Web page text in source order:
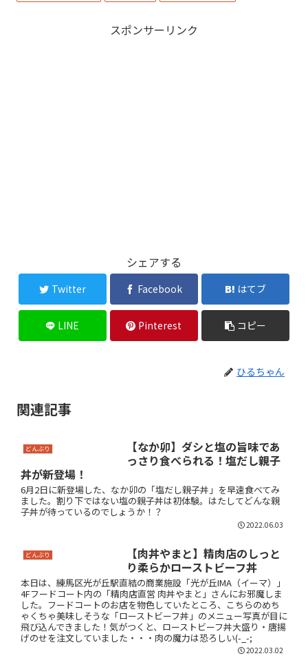
スポンサーリンク
シェアする
Twitter Facebook はてブ
LINE Pinterest コピー
ひるちゃん
関連記事
どんぶり
【なか卯】ダシと塩の旨味であ
っさり食べられる！塩だし親子
丼が新登場！
6月2日に新登場した、なか卯の「塩だし親子丼」を早速食べてみ
ました。割り下ではない塩の親子丼は初体験。はたしてどんな親
子丼が待っているのでしょうか！？
2022.06.03
どんぶり
【肉丼やまと】精肉店のしっと
り柔らかローストビーフ丼
本日は、練馬区光が丘駅直結の商業施設「光が丘IMA（イーマ）」
4Fフードコート内の「精肉店直営 肉丼やまと」さんにお邪魔しま
した。フードコートのお店を物色していたところ、こちらのめち
ゃくちゃ美味しそうな「ローストビーフ丼」のメニュー写真が目に
飛び込んできました！気がつくと、ローストビーフ丼大盛り・唐揚
げのせを注文していました・・・肉の魔力は恐ろしい(-_-;
2022.03.02